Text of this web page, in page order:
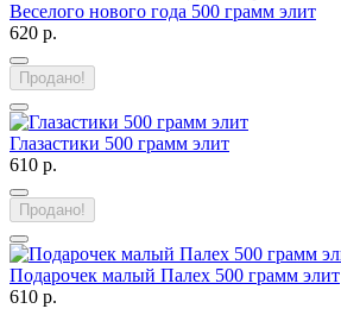
Веселого нового года 500 грамм элит
620 р.
Продано!
Глазастики 500 грамм элит
610 р.
Продано!
Подарочек малый Палех 500 грамм элит
610 р.